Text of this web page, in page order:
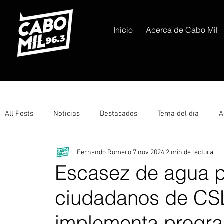
Inicio Acerca de Cabo Mil
All Posts Noticias Destacados Tema del dia
Entérate Deportes La buena del día
Ayuntamiento de Los Cabos Informa Nacionales e
Escasez de agua
ciudadanos de
Fernando Romero 7 nov 2024 2 min de lectura